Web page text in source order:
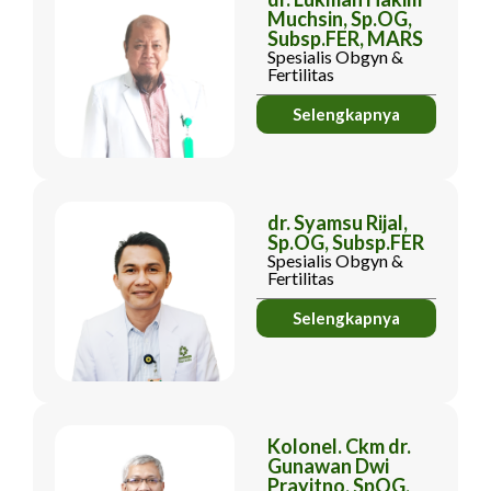
Muchsin, Sp.OG,
Subsp.FER, MARS
Spesialis Obgyn &
Fertilitas
Selengkapnya
dr. Syamsu Rijal,
Sp.OG, Subsp.FER
Spesialis Obgyn &
Fertilitas
Selengkapnya
Kolonel. Ckm dr.
Gunawan Dwi
Prayitno, SpOG,